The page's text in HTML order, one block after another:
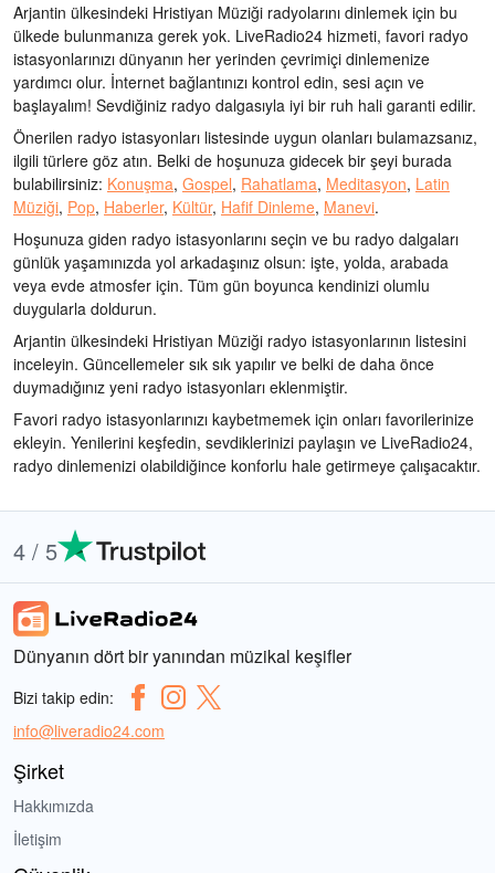
Arjantin ülkesindeki Hristiyan Müziği radyolarını dinlemek için bu
ülkede bulunmanıza gerek yok. LiveRadio24 hizmeti, favori radyo
istasyonlarınızı dünyanın her yerinden çevrimiçi dinlemenize
yardımcı olur. İnternet bağlantınızı kontrol edin, sesi açın ve
başlayalım! Sevdiğiniz radyo dalgasıyla iyi bir ruh hali garanti edilir.
Önerilen radyo istasyonları listesinde uygun olanları bulamazsanız,
ilgili türlere göz atın. Belki de hoşunuza gidecek bir şeyi burada
bulabilirsiniz: Konuşma, Gospel, Rahatlama, Meditasyon, Latin
Müziği, Pop, Haberler, Kültür, Hafif Dinleme, Manevi.
Hoşunuza giden radyo istasyonlarını seçin ve bu radyo dalgaları
günlük yaşamınızda yol arkadaşınız olsun: işte, yolda, arabada
veya evde atmosfer için. Tüm gün boyunca kendinizi olumlu
duygularla doldurun.
Arjantin ülkesindeki Hristiyan Müziği radyo istasyonlarının listesini
inceleyin. Güncellemeler sık sık yapılır ve belki de daha önce
duymadığınız yeni radyo istasyonları eklenmiştir.
Favori radyo istasyonlarınızı kaybetmemek için onları favorilerinize
ekleyin. Yenilerini keşfedin, sevdiklerinizi paylaşın ve LiveRadio24,
radyo dinlemenizi olabildiğince konforlu hale getirmeye çalışacaktır.
4 / 5
Dünyanın dört bir yanından müzikal keşifler
Bizi takip edin:
info@liveradio24.com
Şirket
Hakkımızda
İletişim